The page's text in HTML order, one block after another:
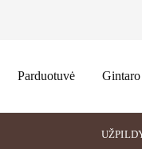
Parduotuvė